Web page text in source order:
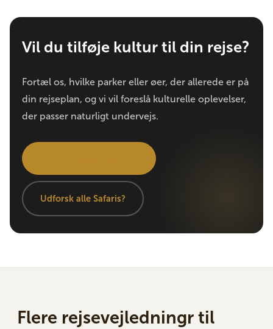
Vil du tilføje kultur til din rejse?
Fortæl os, hvilke parker eller øer, der allerede er på
din rejseplan, og vi vil foreslå kulturelle oplevelser,
der passer naturligt undervejs.
Udforsk alle Safaris?
Flere rejsevejledningr til